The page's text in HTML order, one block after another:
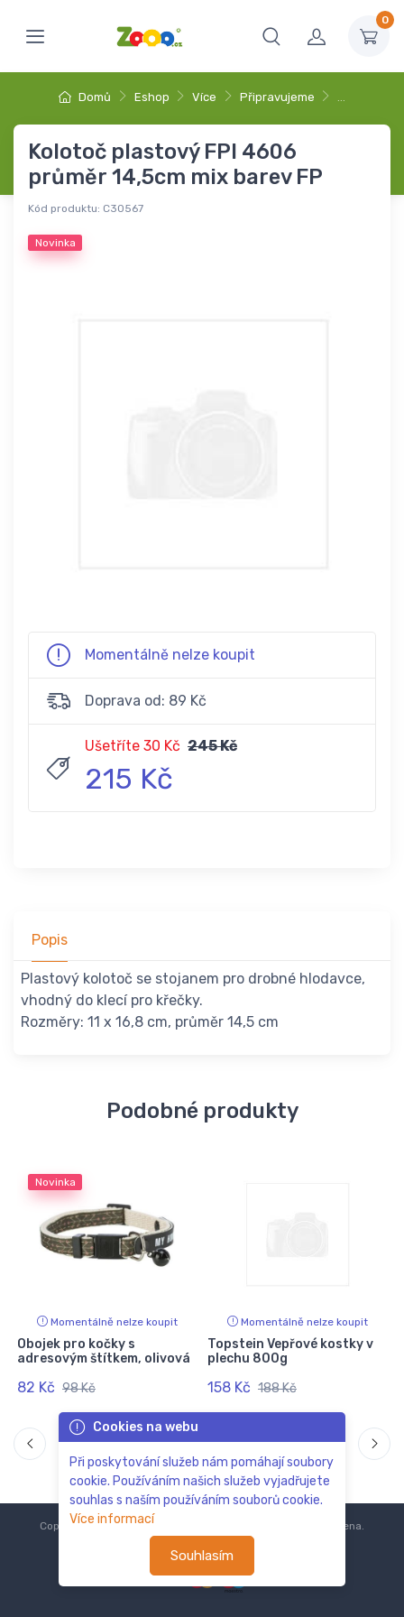
0
Domů Eshop Více Připravujeme …
Kolotoč plastový FPI 4606
průměr 14,5cm mix barev FP
Kód produktu: C30567
Novinka
Momentálně nelze koupit
Doprava od: 89 Kč
Ušetříte 30 Kč 245 Kč
215 Kč
Popis
Plastový kolotoč se stojanem pro drobné hlodavce,
vhodný do klecí pro křečky.
Rozměry: 11 x 16,8 cm, průměr 14,5 cm
Podobné produkty
Novinka
Momentálně nelze koupit
Obojek pro kočky s
adresovým štítkem, olivová
82 Kč 98 Kč
Momentálně nelze koupit
Topstein Vepřové kostky v
plechu 800g
158 Kč 188 Kč
Cookies na webu
Při poskytování služeb nám pomáhají soubory
cookie. Používáním našich služeb vyjadřujete
souhlas s naším používáním souborů cookie.
Více informací
Souhlasím
Copyright © 2018-2024 Všechna práva vyhrazena.